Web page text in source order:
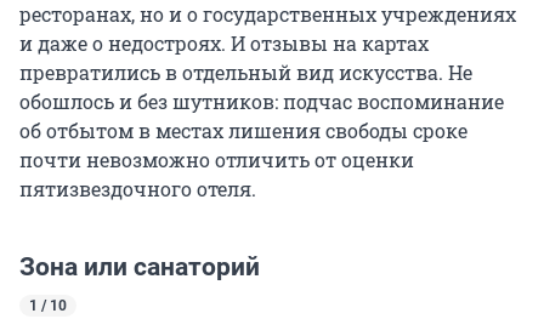
ресторанах, но и о государственных учреждениях
и даже о недостроях. И отзывы на картах
превратились в отдельный вид искусства. Не
обошлось и без шутников: подчас воспоминание
об отбытом в местах лишения свободы сроке
почти невозможно отличить от оценки
пятизвездочного отеля.
Зона или санаторий
1 / 10